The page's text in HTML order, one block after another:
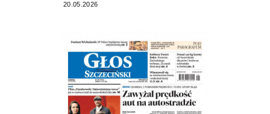
20.05.2026